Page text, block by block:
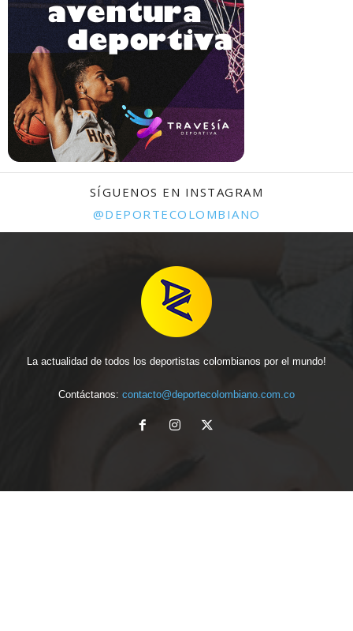
SÍGUENOS EN INSTAGRAM
@DEPORTECOLOMBIANO
La actualidad de todos los deportistas colombianos por el mundo!
Contáctanos: contacto@deportecolombiano.com.co